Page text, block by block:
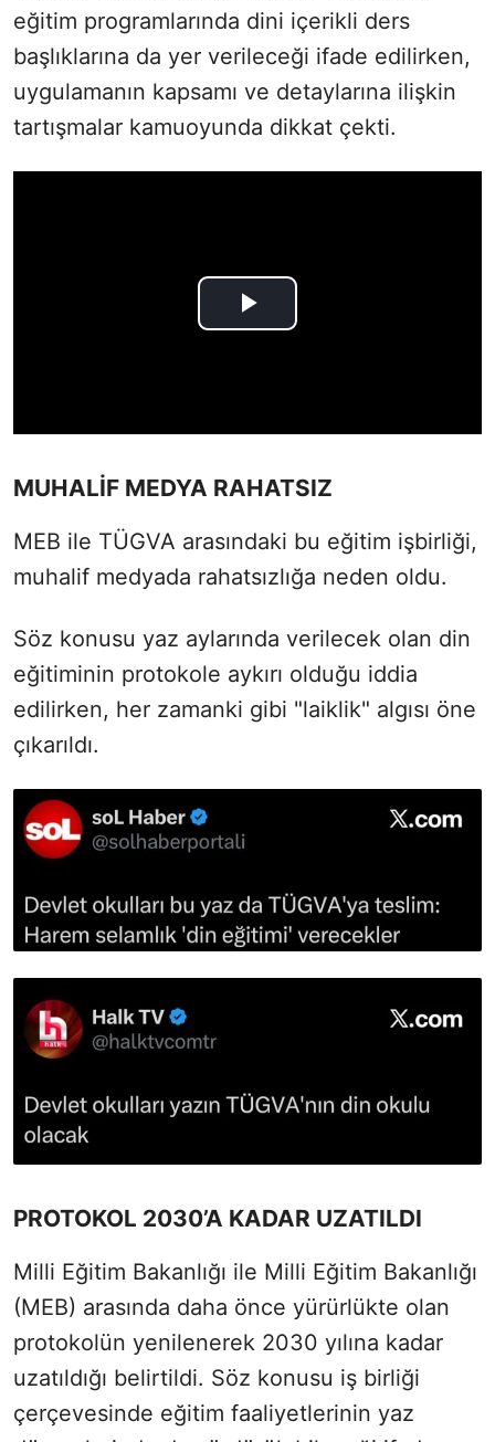
eğitim programlarında dini içerikli ders
başlıklarına da yer verileceği ifade edilirken,
uygulamanın kapsamı ve detaylarına ilişkin
tartışmalar kamuoyunda dikkat çekti.
MUHALİF MEDYA RAHATSIZ
MEB ile TÜGVA arasındaki bu eğitim işbirliği,
muhalif medyada rahatsızlığa neden oldu.
Söz konusu yaz aylarında verilecek olan din
eğitiminin protokole aykırı olduğu iddia
edilirken, her zamanki gibi "laiklik" algısı öne
çıkarıldı.
PROTOKOL 2030’A KADAR UZATILDI
Milli Eğitim Bakanlığı ile Milli Eğitim Bakanlığı
(MEB) arasında daha önce yürürlükte olan
protokolün yenilenerek 2030 yılına kadar
uzatıldığı belirtildi. Söz konusu iş birliği
çerçevesinde eğitim faaliyetlerinin yaz